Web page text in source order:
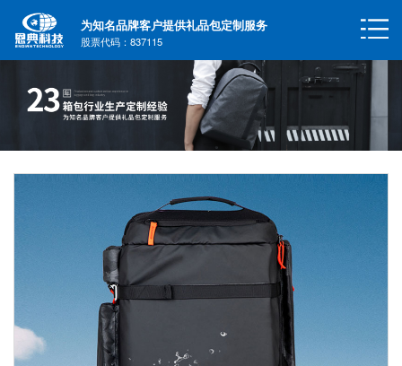
为知名品牌客户提供礼品包定制服务
股票代码：837115